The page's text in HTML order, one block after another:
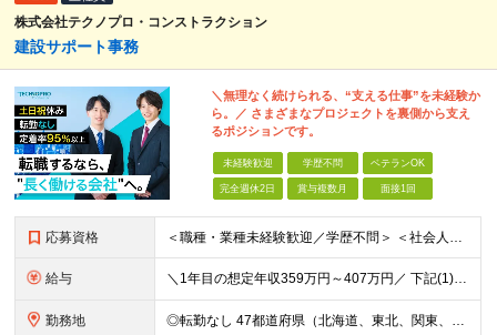
株式会社テクノプロ・コンストラクション
建設サポート事務
＼無理なく続けられる、“支える仕事”を未経験か
ら。／ さまざまなプロジェクトを裏側から支え
るポジションです。
未経験歓迎 学歴不問 ベテランOK
完全週休2日 賞与複数月 面接1回
応募資格 ＜職種・業種未経験歓迎／学歴不問＞ ＜社会人未経験歓迎／第二新卒歓迎／ブランクOK＞ ◆これまでの経歴や転職回数は問いません。意欲や人物を重視した採用です。 ◆社会人デビューの方や、正社員として働く
給与 ＼1年目の想定年収359万円～407万円／ 下記(1)～(3)のいずれかを、ご希望や適性を考慮したうえで決定します。 (1)月給23万1,000円＋賞与年2回（計2ヶ月分） (2)月給26万5,
勤務地 ◎転勤なし 47都道府県（北海道、東北、関東、北陸・甲信越、関西、東海、中国、四国、九州、沖縄）の各プロジェクト先 ◇本人の希望を伴わない転居はなく、転勤もありません。 ◇勤務地はご希望を最大限考